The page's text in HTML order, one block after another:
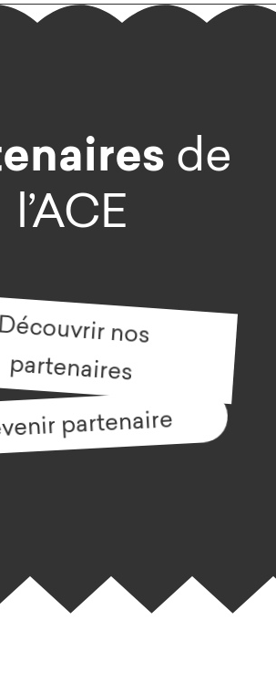
de
l’ACE
Découvrir nos
partenaires
partenaire